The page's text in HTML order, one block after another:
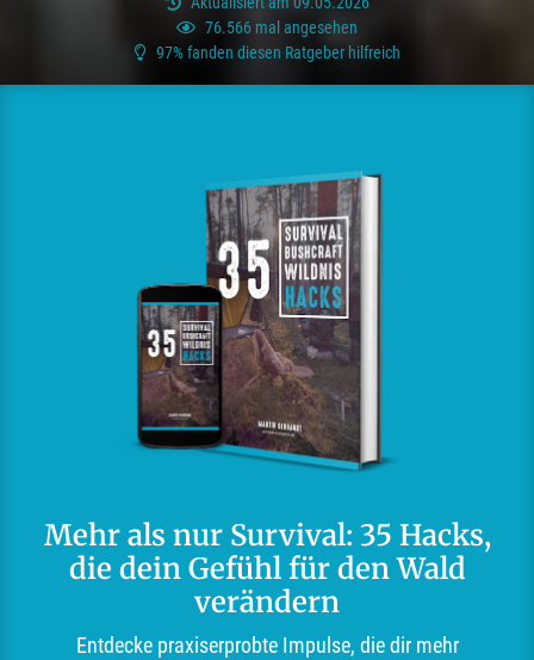
76.566 mal angesehen
97% fanden diesen Ratgeber hilfreich
Mehr als nur Survival: 35 Hacks,
die dein Gefühl für den Wald
verändern
Entdecke praxiserprobte Impulse, die dir mehr